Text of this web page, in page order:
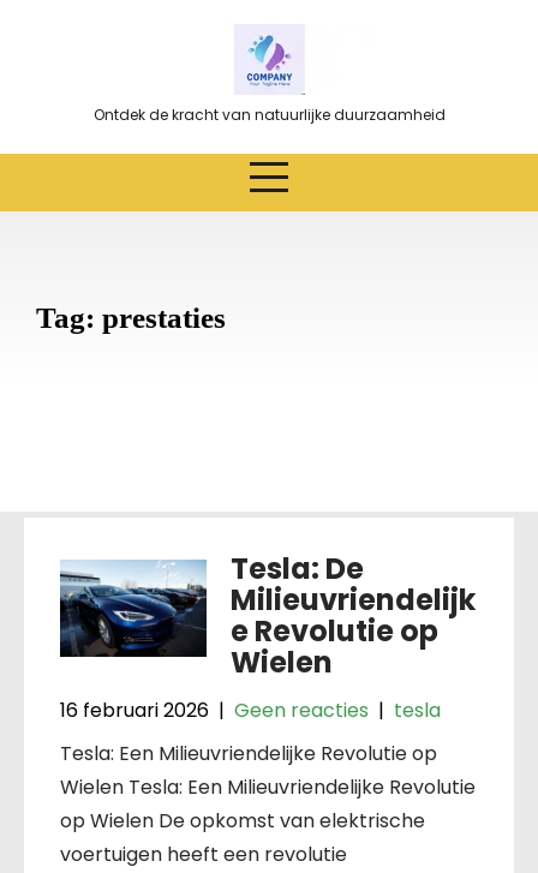
Ontdek de kracht van natuurlijke duurzaamheid
Tag: prestaties
Tesla: De
Milieuvriendelijk
e Revolutie op
Wielen
16 februari 2026 | Geen reacties | tesla
Tesla: Een Milieuvriendelijke Revolutie op
Wielen Tesla: Een Milieuvriendelijke Revolutie
op Wielen De opkomst van elektrische
voertuigen heeft een revolutie